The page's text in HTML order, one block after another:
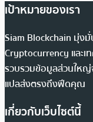
เป้าหมายของเรา
Siam Blockchain มุ่ง
Cryptocurrency และเ
รวบรวมข้อมูลส่วนใหญ่
แปลส่งตรงถึงฟีดคุณ
เกี่ยวกับเว็บไซต์นี้